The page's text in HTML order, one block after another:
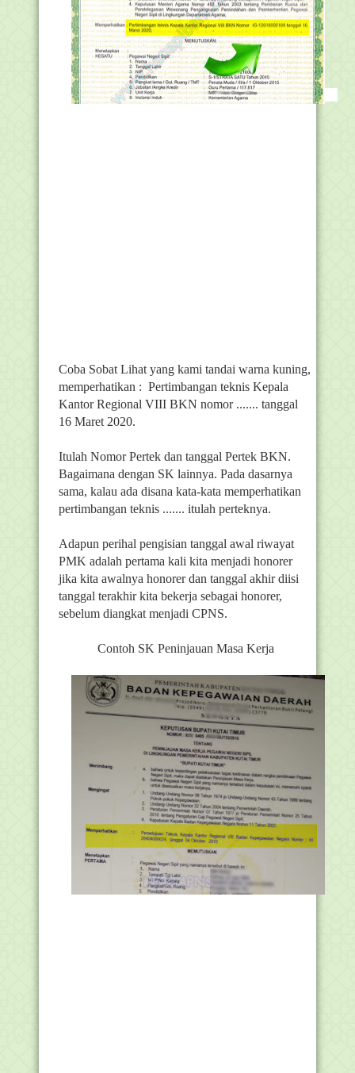
Coba Sobat Lihat yang kami tandai warna kuning,
memperhatikan : Pertimbangan teknis Kepala
Kantor Regional VIII BKN nomor ....... tanggal
16 Maret 2020.
Itulah Nomor Pertek dan tanggal Pertek BKN.
Bagaimana dengan SK lainnya. Pada dasarnya
sama, kalau ada disana kata-kata memperhatikan
pertimbangan teknis ....... itulah perteknya.
Adapun perihal pengisian tanggal awal riwayat
PMK adalah pertama kali kita menjadi honorer
jika kita awalnya honorer dan tanggal akhir diisi
tanggal terakhir kita bekerja sebagai honorer,
sebelum diangkat menjadi CPNS.
Contoh SK Peninjauan Masa Kerja